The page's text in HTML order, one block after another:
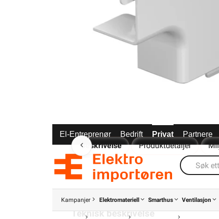
Beskrivelse Produktdetaljer
-Tilbehør: minikanaler
Teknisk beskrivelse
El-Entreprenør Bedrift Privat Partnere
Kampanjer Elektromateriell Smarthus Ventilasjon